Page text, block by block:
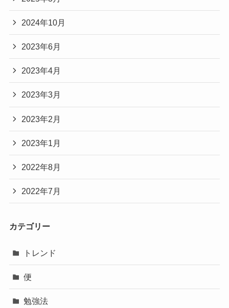
2024年10月
2023年6月
2023年4月
2023年3月
2023年2月
2023年1月
2022年8月
2022年7月
カテゴリー
トレンド
便
勉強法